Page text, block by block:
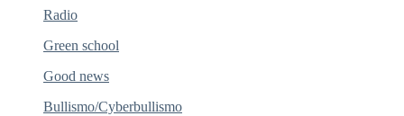
Radio
Green school
Good news
Bullismo/Cyberbullismo